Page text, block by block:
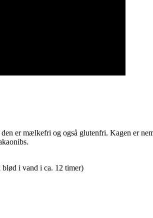
er mælkefri og også glutenfri. Kagen er
blød i vand i ca. 12 timer)